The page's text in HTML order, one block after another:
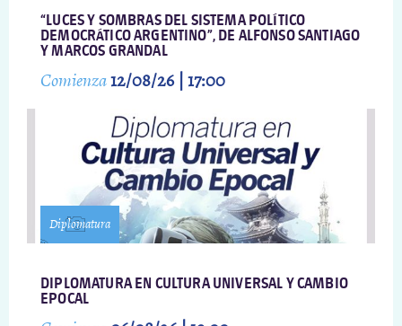
“LUCES Y SOMBRAS DEL SISTEMA POLÍTICO
DEMOCRÁTICO ARGENTINO”, DE ALFONSO SANTIAGO
Y MARCOS GRANDAL
Comienza12/08/26 | 17:00
Diplomatura
DIPLOMATURA EN CULTURA UNIVERSAL Y CAMBIO
EPOCAL